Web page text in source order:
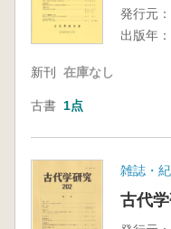
発行元：
出版年：
新刊 在庫なし
古書 1点
雑誌・
古代